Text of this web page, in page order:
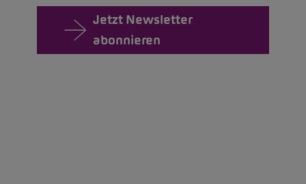
Jetzt Newsletter
abonnieren